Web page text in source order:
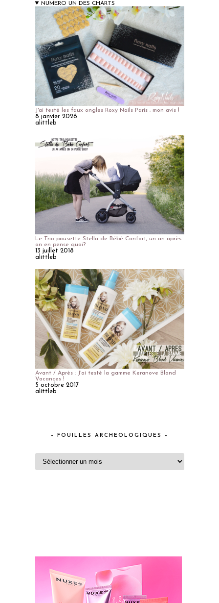
NUMERO UN DES CHARTS
J'ai testé les faux ongles Roxy Nails Paris : mon avis !
8 janvier 2026
alittleb
Le Trio-pousette Stella de Bébé Confort, un an après
on en pense quoi?
13 juillet 2018
alittleb
Avant / Après : J'ai testé la gamme Keranove Blond
Vacances !
5 octobre 2017
alittleb
– FOUILLES ARCHEOLOGIQUES –